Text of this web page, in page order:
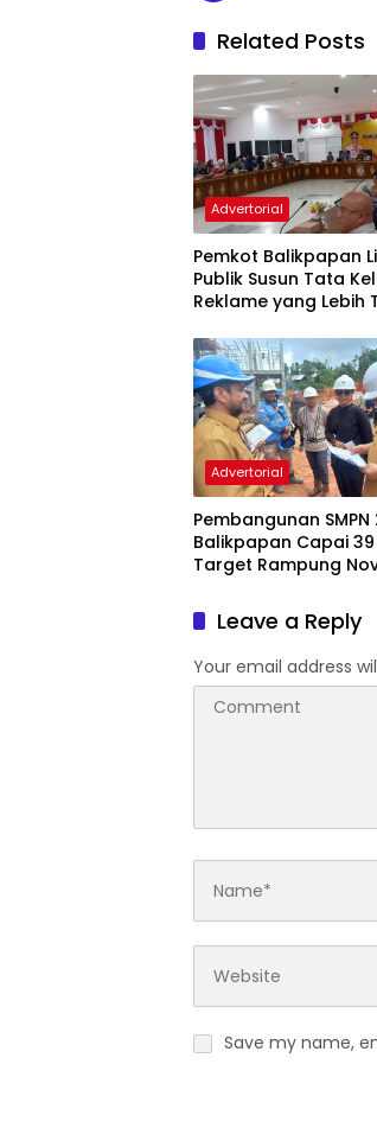
Related Posts
Advertorial
Pemkot Balikpapan
Publik Susun Tata
Reklame yang Lebih
Advertorial
Pembangunan SMPN
Balikpapan Capai 39
Target Rampung
Leave a Reply
Your email address
Save my name,